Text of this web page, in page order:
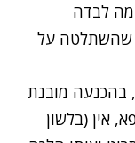
לבדה
שהשתלטה על
בהכנעה מובנת
אין (בלשון